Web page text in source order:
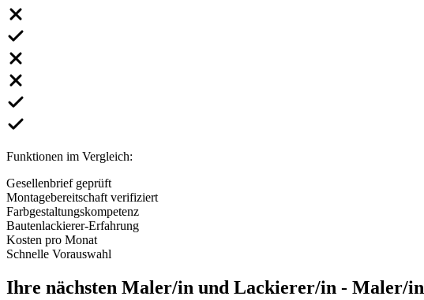
Funktionen im Vergleich:
Gesellenbrief geprüft
Montagebereitschaft verifiziert
Farbgestaltungskompetenz
Bautenlackierer-Erfahrung
Kosten pro Monat
Schnelle Vorauswahl
Ihre nächsten Maler/in und Lackierer/in - Maler/in